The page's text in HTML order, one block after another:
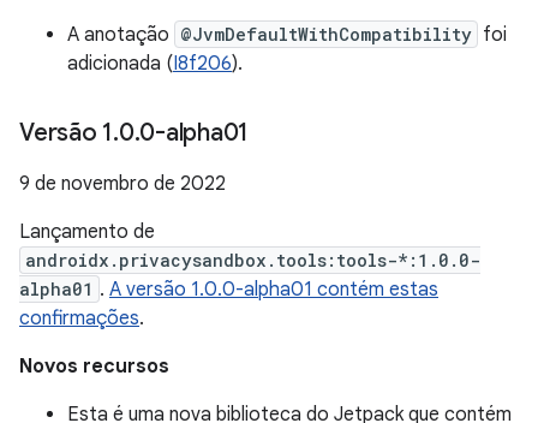
A anotação @JvmDefaultWithCompatibility foi
adicionada (I8f206).
Versão 1.0.0-alpha01
9 de novembro de 2022
Lançamento de
androidx.privacysandbox.tools:tools-*:1.0.0-
alpha01 . A versão 1.0.0-alpha01 contém estas
confirmações.
Novos recursos
Esta é uma nova biblioteca do Jetpack que contém